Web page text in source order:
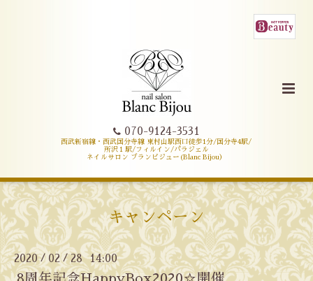
070-9124-3531
西武新宿線・西武国分寺線 東村山駅西口徒歩1分/国分寺4駅/
所沢１駅/フィルイン/パラジェル
ネイルサロン ブランビジュー(Blanc Bijou）
キャンペーン
2020/ 02/ 28 14:00